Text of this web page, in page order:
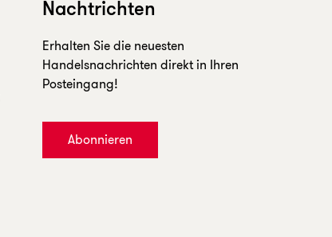
Nachtrichten
Erhalten Sie die neuesten
Handelsnachrichten direkt in Ihren
Posteingang!
Abonnieren